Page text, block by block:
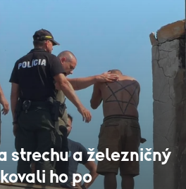
strechu a železničný
ho po